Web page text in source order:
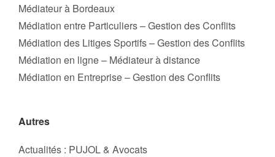
Médiateur à Bordeaux
Médiation entre Particuliers – Gestion des Conflits
Médiation des Litiges Sportifs – Gestion des Conflits
Médiation en ligne – Médiateur à distance
Médiation en Entreprise – Gestion des Conflits
Autres
Actualités : PUJOL & Avocats